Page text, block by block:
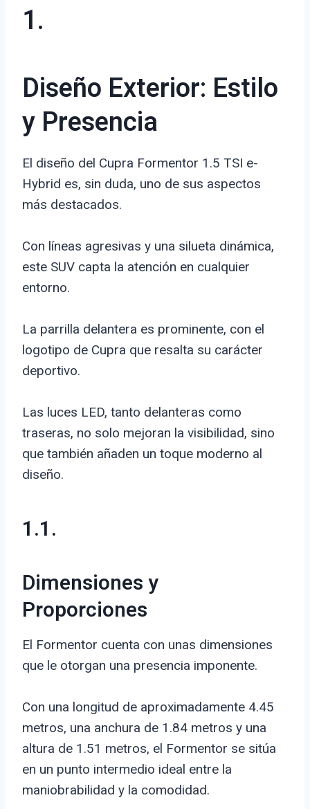
1.
Diseño Exterior: Estilo
y Presencia
El diseño del Cupra Formentor 1.5 TSI e-
Hybrid es, sin duda, uno de sus aspectos
más destacados.
Con líneas agresivas y una silueta dinámica,
este SUV capta la atención en cualquier
entorno.
La parrilla delantera es prominente, con el
logotipo de Cupra que resalta su carácter
deportivo.
Las luces LED, tanto delanteras como
traseras, no solo mejoran la visibilidad, sino
que también añaden un toque moderno al
diseño.
1.1.
Dimensiones y
Proporciones
El Formentor cuenta con unas dimensiones
que le otorgan una presencia imponente.
Con una longitud de aproximadamente 4.45
metros, una anchura de 1.84 metros y una
altura de 1.51 metros, el Formentor se sitúa
en un punto intermedio ideal entre la
maniobrabilidad y la comodidad.